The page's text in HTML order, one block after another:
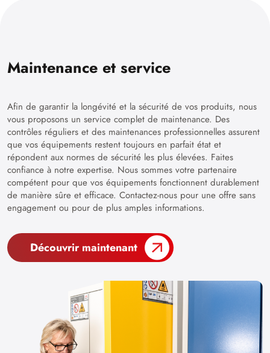
Maintenance et service
Afin de garantir la longévité et la sécurité de vos produits, nous
vous proposons un service complet de maintenance. Des
contrôles réguliers et des maintenances professionnelles assurent
que vos équipements restent toujours en parfait état et
répondent aux normes de sécurité les plus élevées. Faites
confiance à notre expertise. Nous sommes votre partenaire
compétent pour que vos équipements fonctionnent durablement
de manière sûre et efficace. Contactez-nous pour une offre sans
engagement ou pour de plus amples informations.
Découvrir maintenant